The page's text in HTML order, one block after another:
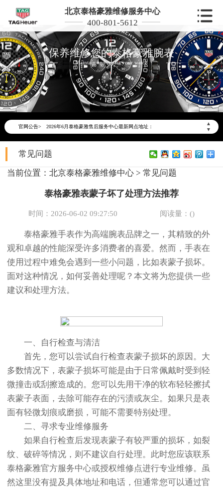
北京泰格豪雅维修服务中心
400-801-5612
保养维修您的泰格豪雅腕表
Maintain and repair your watch
官网公告>
▲
▼
2026年6月泰格豪雅北京市售后服务网络优化升级公告
2026年6月北京市泰格豪雅官方售后客户服务热线：400-801-5612
2026年6月泰格豪雅售后服务中心最新网点地址：
北京市东城区东长安街1号东方广场写字楼W3座6层602室（需提前预约）
北京市朝阳区建国门外大街甲6号华熙国际中心写字楼D座11层1102室（需提前预约）
节假日正常营业！
常见问题
当前位置： 北京泰格豪雅维修中心 > 常见问题
泰格豪雅表蒙子坏了处理方法推荐
时间：2026-06-02 09:27:50 阅读量：()
泰格豪雅手表作为高端腕表品牌之一，其精致的外
观和卓越的性能深受许多消费者的喜爱。然而，手表在
使用过程中难免会遇到一些小问题，比如表蒙子损坏。
面对这种情况，如何妥善处理呢？本文将为您提供一些
建议和处理方法。
一、自行检查与清洁
首先，您可以尝试自行检查表蒙子损坏的原因。大
多数情况下，表蒙子损坏可能是由于日常佩戴时受到轻
微撞击或刮擦造成的。您可以先用干净的软布轻轻擦拭
表蒙子表面，去除可能存在的污渍或灰尘。如果只是表
面有轻微划痕或磨损，可能不需要特别处理。
二、寻求专业维修服务
如果自行检查后发现表蒙子有较严重的损坏，如裂
纹、破碎等情况，则不建议自行处理。此时您应该联系
泰格豪雅官方服务中心或授权维修点进行专业维修。虽
然这里没有提及具体地址和电话，但通常您可以通过官